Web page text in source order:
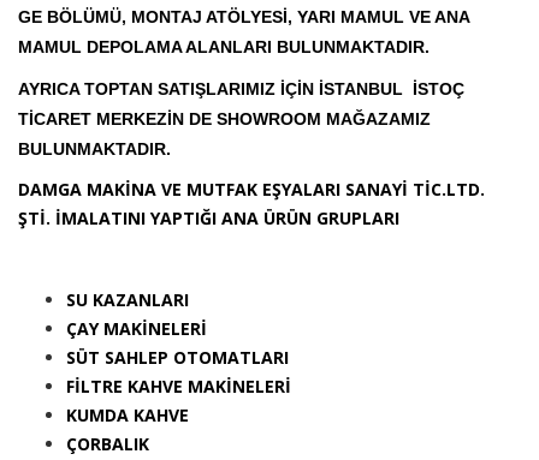
GE BÖLÜMÜ, MONTAJ ATÖLYESİ, YARI MAMUL VE ANA
MAMUL DEPOLAMA ALANLARI BULUNMAKTADIR.
AYRICA TOPTAN SATIŞLARIMIZ İÇİN İSTANBUL İSTOÇ
TİCARET MERKEZİN DE SHOWROOM MAĞAZAMIZ
BULUNMAKTADIR.
DAMGA MAKİNA VE MUTFAK EŞYALARI SANAYİ TİC.LTD.
ŞTİ. İMALATINI YAPTIĞI ANA ÜRÜN GRUPLARI
SU KAZANLARI
ÇAY MAKİNELERİ
SÜT SAHLEP OTOMATLARI
FİLTRE KAHVE MAKİNELERİ
KUMDA KAHVE
ÇORBALIK